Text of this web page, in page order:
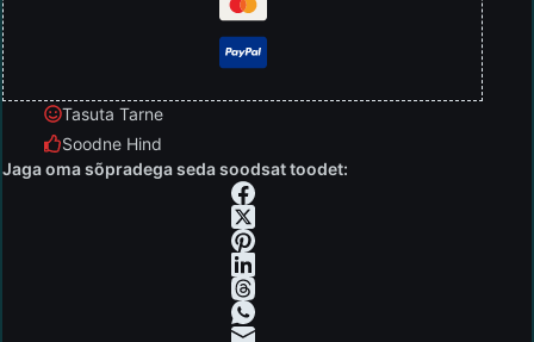
Tasuta Tarne
Soodne Hind
Jaga oma sõpradega seda soodsat toodet: